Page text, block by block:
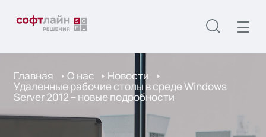
Главная О нас Новости
Удаленные рабочие столы в среде Windows
Server 2012 – новые подробности